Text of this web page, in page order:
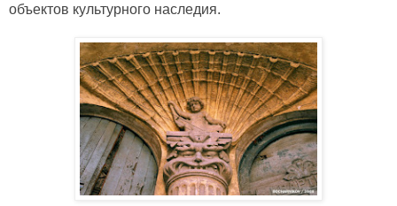
объектов культурного наследия.